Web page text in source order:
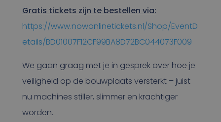
Gratis tickets zijn te bestellen via:
https://www.nowonlinetickets.nl/Shop/EventD
etails/BD01007F12CF99BA8D72BC044073F009
We gaan graag met je in gesprek over hoe je
veiligheid op de bouwplaats versterkt – juist
nu machines stiller, slimmer en krachtiger
worden.